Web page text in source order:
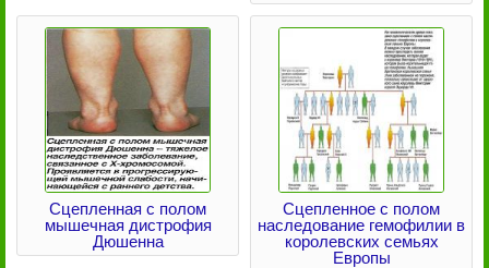
Сцепленная с полом
мышечная дистрофия
Дюшенна
Cцепленное с полом
наследование гемофилии в
королевских семьях
Европы